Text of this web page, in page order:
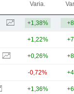
Varia.
+1,38%
+1,22%
+0,26%
-0,72%
+1,36%